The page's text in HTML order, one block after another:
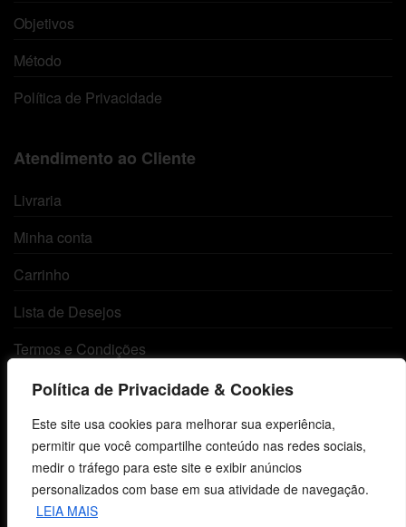
Política de Privacidade & Cookies
Este site usa cookies para melhorar sua experiência,
permitir que você compartilhe conteúdo nas redes sociais,
medir o tráfego para este site e exibir anúncios
personalizados com base em sua atividade de navegação.
LEIA MAIS
Objetivos
Método
Política de Privacidade
Atendimento ao Cliente
Livraria
Minha conta
Carrinho
Lista de Desejos
Termos e Condições
CNPJ: 29.832.607/0001-10
São Leopoldo, RS, Brasil